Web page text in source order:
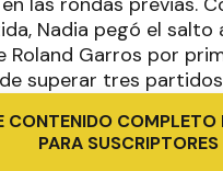
Nadia pegó el salto
Roland Garros por
superar tres
CONTENIDO COMPLETO
PARA SUSCRIPTORES